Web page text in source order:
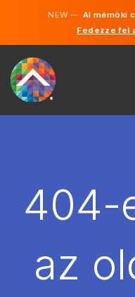
NEW —AI mérnöki
Fedezze fel
BÉREL
404-
az